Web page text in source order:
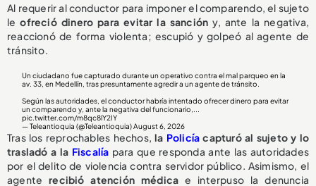
Al requerir al conductor para imponer el comparendo, el sujeto
leofreció dinero para evitar la sanción y, ante la negativa,
reaccionó de forma violenta; escupió y golpeó al agente de
tránsito.
Un ciudadano fue capturado durante un operativo contra el mal parqueo en la
av. 33, en Medellín, tras presuntamente agredir a un agente de tránsito.
Según las autoridades, el conductor habría intentado ofrecer dinero para evitar
un comparendo y, ante la negativa del funcionario,...
pic.twitter.com/m8qc8lY2IY
— Teleantioquia (@Teleantioquia)August 6, 2026
Tras los reprochables hechos,la Policía capturó al sujeto y lo
trasladó a la Fiscalía para que responda ante las autoridades
por el delito de violencia contra servidor público. Asimismo, el
agenterecibió atención médica e interpuso la denuncia